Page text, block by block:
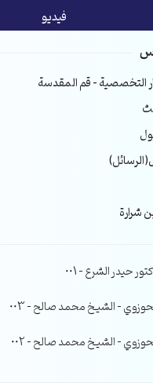
فيديو
التخصصية – قم المقدسة
شرارة
حيدر الشرع – 001
– الشيخ محمد صالح – 003
– الشيخ محمد صالح – 002